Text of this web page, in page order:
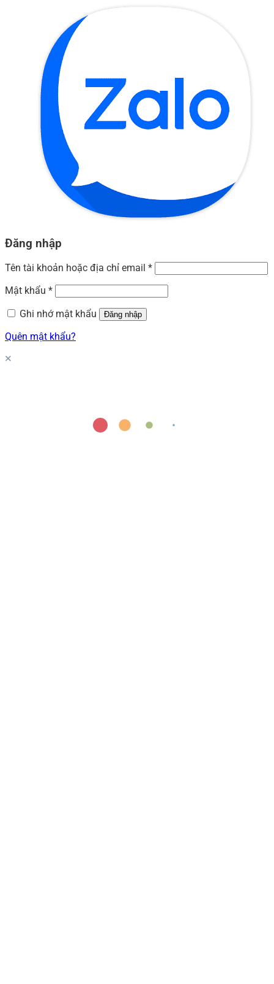
Đăng nhập
Tên tài khoản hoặc địa chỉ email *
Mật khẩu *
Ghi nhớ mật khẩu
Đăng nhập
Quên mật khẩu?